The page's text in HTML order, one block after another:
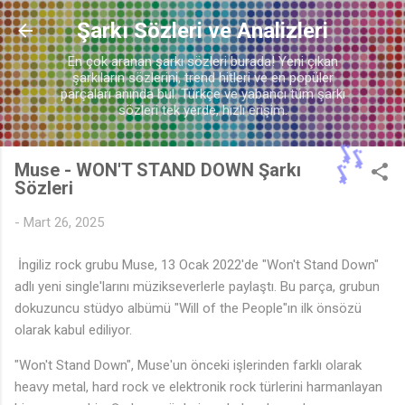
Ana içeriğe atla
Şarkı Sözleri ve Analizleri
En çok aranan şarkı sözleri burada! Yeni çıkan
şarkıların sözlerini, trend hitleri ve en popüler
parçaları anında bul. Türkçe ve yabancı tüm şarkı
sözleri tek yerde, hızlı erişim.
Muse - WON'T STAND DOWN Şarkı
Sözleri
- Mart 26, 2025
İngiliz rock grubu Muse, 13 Ocak 2022'de "Won't Stand Down"
adlı yeni single'larını müzikseverlerle paylaştı. Bu parça, grubun
dokuzuncu stüdyo albümü "Will of the People"ın ilk önsözü
olarak kabul ediliyor.
"Won't Stand Down", Muse'un önceki işlerinden farklı olarak
heavy metal, hard rock ve elektronik rock türlerini harmanlayan
♩
♫
♬